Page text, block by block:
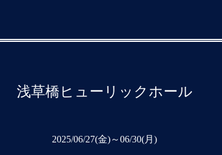
浅草橋ヒューリックホール
2025/06/27(金)～06/30(月)